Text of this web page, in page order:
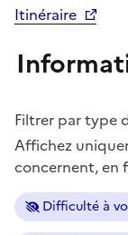
Itinéraire
Filtrer par type
Affichez
concernent, en
Difficulté à